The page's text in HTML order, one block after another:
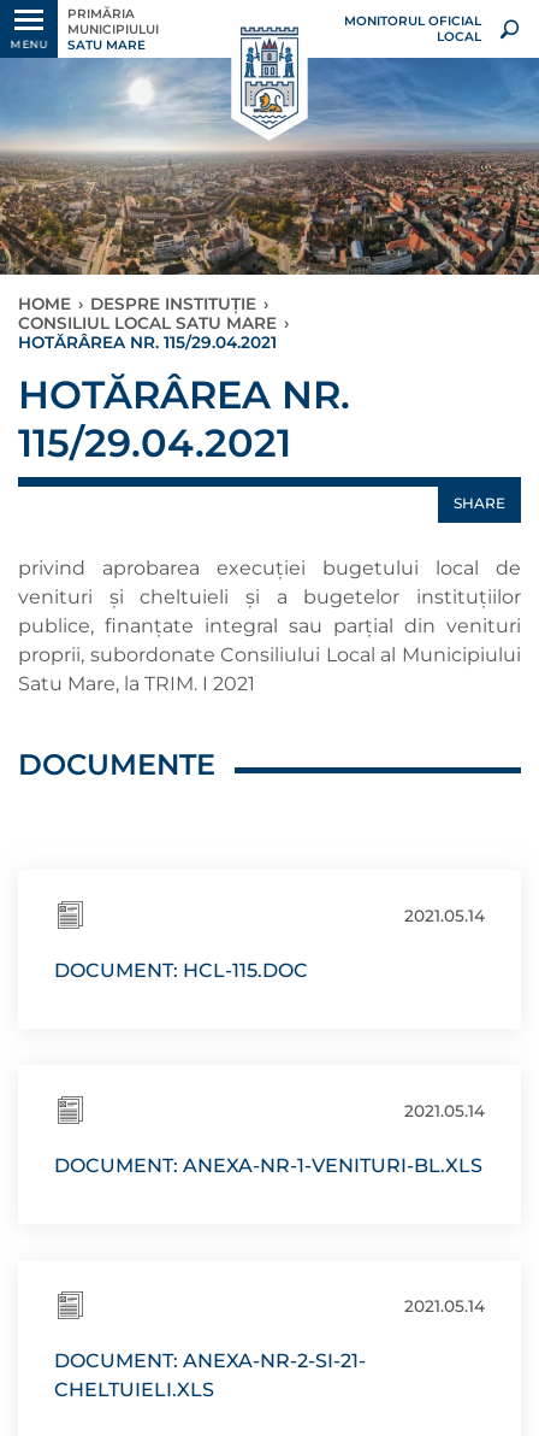
MENU
PRIMĂRIA
MUNICIPIULUI
SATU MARE
MONITORUL OFICIAL
LOCAL
HOME › DESPRE INSTITUȚIE ›
CONSILIUL LOCAL SATU MARE ›
HOTĂRÂREA NR. 115/29.04.2021
HOTĂRÂREA NR.
115/29.04.2021
SHARE
privind aprobarea execuţiei bugetului local de
venituri şi cheltuieli şi a bugetelor instituţiilor
publice, finanţate integral sau parţial din venituri
proprii, subordonate Consiliului Local al Municipiului
Satu Mare, la TRIM. I 2021
DOCUMENTE
2021.05.14
DOCUMENT: HCL-115.DOC
2021.05.14
DOCUMENT: ANEXA-NR-1-VENITURI-BL.XLS
2021.05.14
DOCUMENT: ANEXA-NR-2-SI-21-
CHELTUIELI.XLS